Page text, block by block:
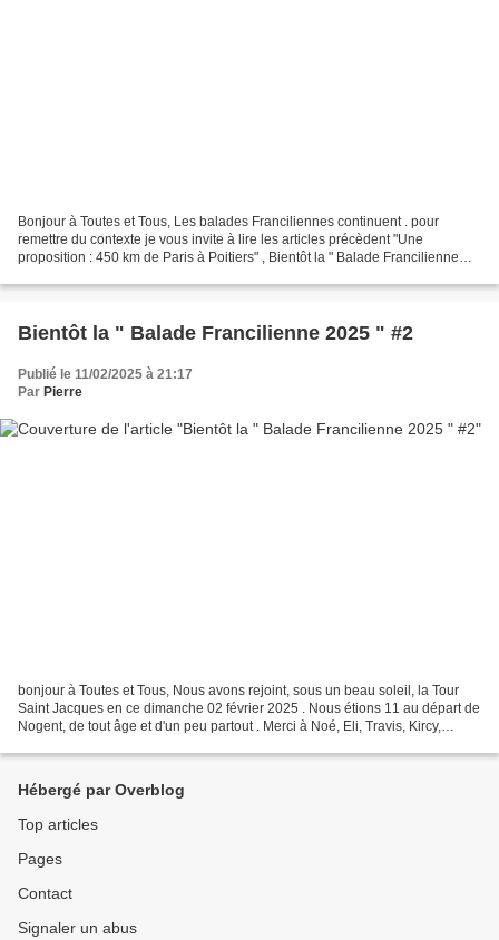
Bonjour à Toutes et Tous, Les balades Franciliennes continuent . pour
remettre du contexte je vous invite à lire les articles précèdent "Une
proposition : 450 km de Paris à Poitiers" , Bientôt la " Balade Francilienne
Bientôt la " Balade Francilienne 2025 " #2
Publié le 11/02/2025 à 21:17
Par Pierre
bonjour à Toutes et Tous, Nous avons rejoint, sous un beau soleil, la Tour
Saint Jacques en ce dimanche 02 février 2025 . Nous étions 11 au départ de
Nogent, de tout âge et d'un peu partout . Merci à Noé, Eli, Travis, Kircy,
Hébergé par Overblog
Top articles
Pages
Contact
Signaler un abus